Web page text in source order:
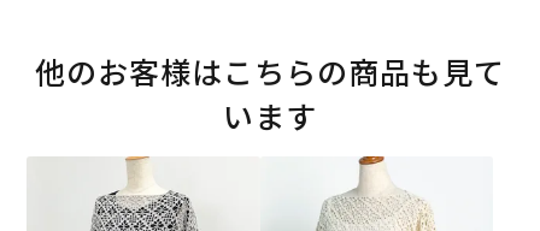
他のお客様はこちらの商品も見て
います